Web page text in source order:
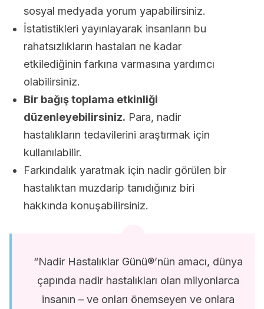
sosyal medyada yorum yapabilirsiniz.
İstatistikleri yayınlayarak insanların bu
rahatsızlıkların hastaları ne kadar
etkilediğinin farkına varmasına yardımcı
olabilirsiniz.
Bir bağış toplama etkinliği
düzenleyebilirsiniz. Para, nadir
hastalıkların tedavilerini araştırmak için
kullanılabilir.
Farkındalık yaratmak için nadir görülen bir
hastalıktan muzdarip tanıdığınız biri
hakkında konuşabilirsiniz.
“Nadir Hastalıklar Günü®’nün amacı, dünya
çapında nadir hastalıkları olan milyonlarca
insanın – ve onları önemseyen ve onlara